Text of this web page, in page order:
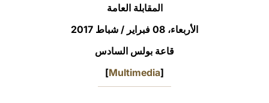
المقابلة العامة
الأربعاء، 08 فبراير / شباط 2017‏
قاعة بولس السادس
[
Multimedia
]